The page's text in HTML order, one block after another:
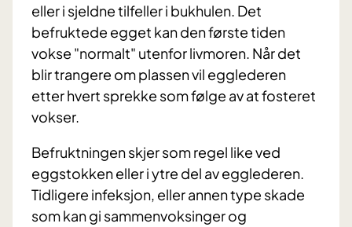
eller i sjeldne tilfeller i bukhulen. Det
befruktede egget kan den første tiden
vokse "normalt" utenfor livmoren. Når det
blir trangere om plassen vil egglederen
etter hvert sprekke som følge av at fosteret
vokser.
Befruktningen skjer som regel like ved
eggstokken eller i ytre del av egglederen.
Tidligere infeksjon, eller annen type skade
som kan gi sammenvoksinger og